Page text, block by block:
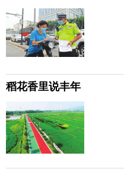
稻花香里说丰年